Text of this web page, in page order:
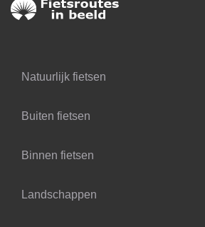
Natuurlijk fietsen
Buiten fietsen
Binnen fietsen
Landschappen